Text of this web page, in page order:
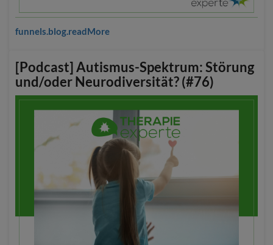
funnels.blog.readMore
[Podcast] Autismus-Spektrum: Störung
und/oder Neurodiversität? (#76)